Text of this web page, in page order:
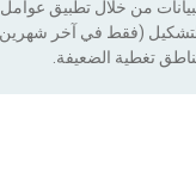
(فقط في آخر شهرين
تغطية الضعيفة.